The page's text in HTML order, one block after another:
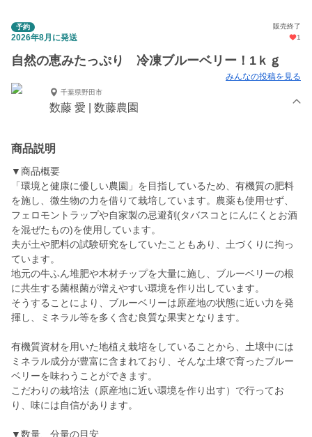
予約 販売終了
2026年8月に発送 1
自然の恵みたっぷり 冷凍ブルーベリー！1ｋｇ
みんなの投稿を見る
千葉県野田市
数藤 愛 | 数藤農園
商品説明
▼商品概要
「環境と健康に優しい農園」を目指しているため、有機質の肥料
を施し、微生物の力を借りて栽培しています。農薬も使用せず、
フェロモントラップや自家製の忌避剤(タバスコとにんにくとお酒
を混ぜたもの)を使用しています。
夫が土や肥料の試験研究をしていたこともあり、土づくりに拘っ
ています。
地元の牛ふん堆肥や木材チップを大量に施し、ブルーベリーの根
に共生する菌根菌が増えやすい環境を作り出しています。
そうすることにより、ブルーベリーは原産地の状態に近い力を発
揮し、ミネラル等を多く含む良質な果実となります。
有機質資材を用いた地植え栽培をしていることから、土壌中には
ミネラル成分が豊富に含まれており、そんな土壌で育ったブルー
ベリーを味わうことができます。
こだわりの栽培法（原産地に近い環境を作り出す）で行ってお
り、味には自信があります。
▼数量、分量の目安